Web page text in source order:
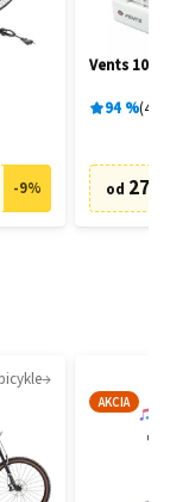
-9%
Vents 100
94% 4
od
AKCIA